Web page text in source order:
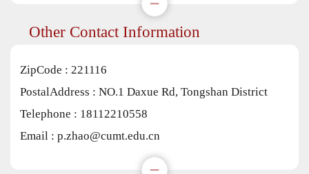
Other Contact Information
ZipCode : 221116
PostalAddress : NO.1 Daxue Rd, Tongshan District
Telephone : 18112210558
Email : p.zhao@cumt.edu.cn